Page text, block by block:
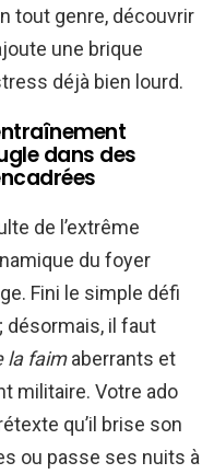
tout genre, découvrir
une brique
déjà bien lourd.
dans des
de l’extrême
du foyer
Fini le simple défi
désormais, il faut
la faimaberrants et
militaire. Votre ado
qu’il brise son
ou passe ses nuits à